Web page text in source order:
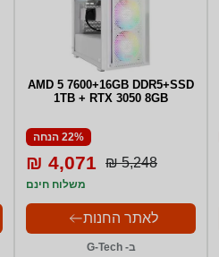
AMD 5 7600+16GB DDR5+SSD
1TB + RTX 3050 8GB
22% הנחה
5,248 ₪
4,071 ₪
משלוח חינם
לאתר החנות
ב- G-Tech